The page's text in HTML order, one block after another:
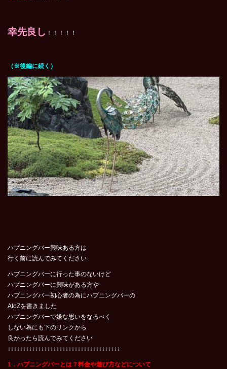
幸先良し ！！！！！
（※後編に続く）
ハプニングバー興味ある方は
行く前に読んでみてください
ハプニングバーに行った事のないけど
ハプニングバーに興味がある方や
ハプニングバー初心者の為にハプニングバーの
AtoZを書きました
ハプニングバーで嫌な思いをなるべく
しない為にも下のリンクから
良かったら読んでみてください
↓↓↓↓↓↓↓↓↓↓↓↓↓↓↓↓↓↓↓↓↓↓↓↓↓↓↓↓↓↓↓↓↓↓↓↓↓
1．ハプニングバーとは？料金や遊び方などについて